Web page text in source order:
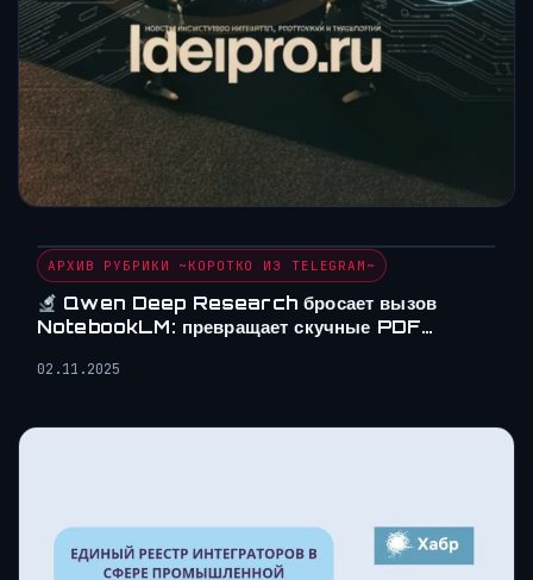
АРХИВ РУБРИКИ ~КОРОТКО ИЗ TELEGRAM~
Qwen Deep Research бросает вызов
NotebookLM: превращает скучные PDF…
02.11.2025